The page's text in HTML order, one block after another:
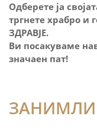
Одберете ја
тргнете храбро и
ЗДРАВЈЕ.
Ви посакуваме
значаен пат!